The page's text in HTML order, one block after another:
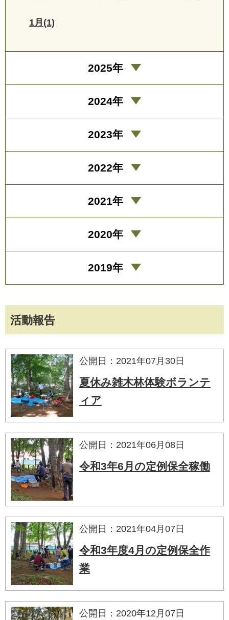
活動報告
公開日：2021年07月30日
夏休み雑木林体験ボランテ
ィア
公開日：2021年06月08日
令和3年6月の定例保全稼働
公開日：2021年04月07日
令和3年度4月の定例保全作
業
公開日：2020年12月07日
1月(1)
2025年
2024年
2023年
2022年
2021年
2020年
2019年